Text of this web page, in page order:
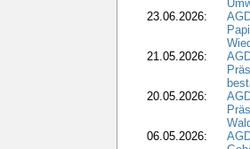
23.06.2026:
21.05.2026:
20.05.2026:
06.05.2026: